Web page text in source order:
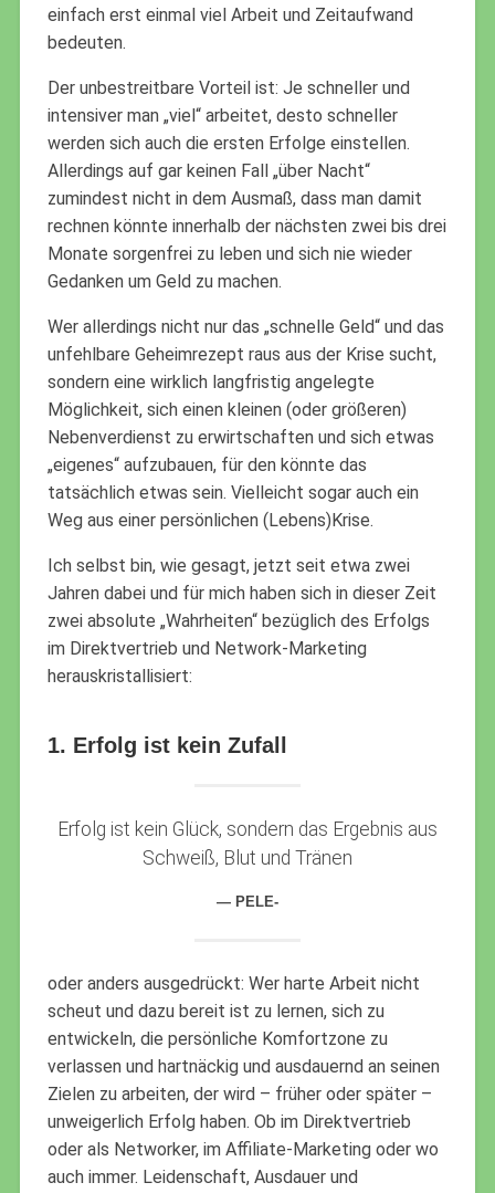
einfach erst einmal viel Arbeit und Zeitaufwand
bedeuten.
Der unbestreitbare Vorteil ist: Je schneller und
intensiver man „viel“ arbeitet, desto schneller
werden sich auch die ersten Erfolge einstellen.
Allerdings auf gar keinen Fall „über Nacht“
zumindest nicht in dem Ausmaß, dass man damit
rechnen könnte innerhalb der nächsten zwei bis drei
Monate sorgenfrei zu leben und sich nie wieder
Gedanken um Geld zu machen.
Wer allerdings nicht nur das „schnelle Geld“ und das
unfehlbare Geheimrezept raus aus der Krise sucht,
sondern eine wirklich langfristig angelegte
Möglichkeit, sich einen kleinen (oder größeren)
Nebenverdienst zu erwirtschaften und sich etwas
„eigenes“ aufzubauen, für den könnte das
tatsächlich etwas sein. Vielleicht sogar auch ein
Weg aus einer persönlichen (Lebens)Krise.
Ich selbst bin, wie gesagt, jetzt seit etwa zwei
Jahren dabei und für mich haben sich in dieser Zeit
zwei absolute „Wahrheiten“ bezüglich des Erfolgs
im Direktvertrieb und Network-Marketing
herauskristallisiert:
1. Erfolg ist kein Zufall
Erfolg ist kein Glück, sondern das Ergebnis aus
Schweiß, Blut und Tränen
PELE-
oder anders ausgedrückt: Wer harte Arbeit nicht
scheut und dazu bereit ist zu lernen, sich zu
entwickeln, die persönliche Komfortzone zu
verlassen und hartnäckig und ausdauernd an seinen
Zielen zu arbeiten, der wird – früher oder später –
unweigerlich Erfolg haben. Ob im Direktvertrieb
oder als Networker, im Affiliate-Marketing oder wo
auch immer. Leidenschaft, Ausdauer und